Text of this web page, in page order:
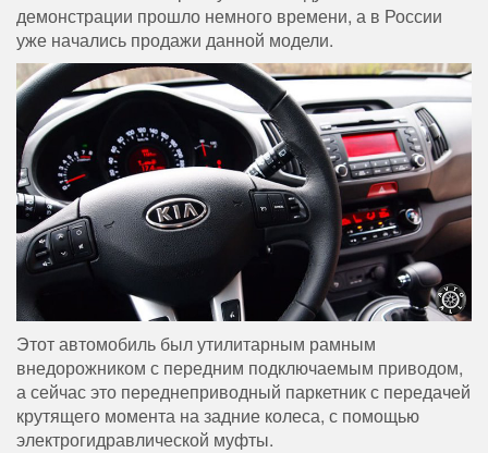
демонстрации прошло немного времени, а в России
уже начались продажи данной модели.
Этот автомобиль был утилитарным рамным
внедорожником с передним подключаемым приводом,
а сейчас это переднеприводный паркетник с передачей
крутящего момента на задние колеса, с помощью
электрогидравлической муфты.